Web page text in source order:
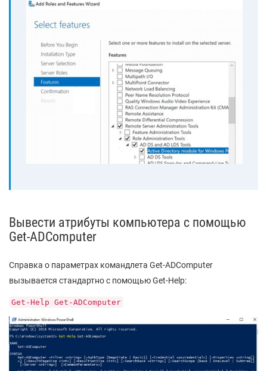
Вывести атрибуты компьютера с помощью
Get-ADComputer
Справка о параметрах командлета Get-ADComputer
вызывается стандартно с помощью Get-Help:
Get-Help Get-ADComputer